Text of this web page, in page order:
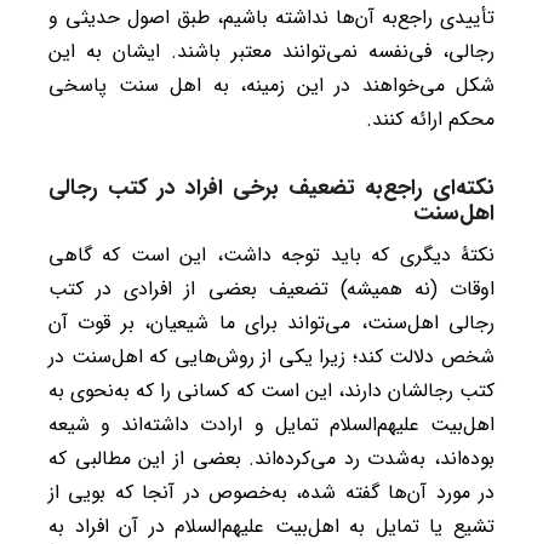
تأییدی راجع‌به آن‌ها نداشته باشیم، طبق اصول حدیثی و
رجالی، فی‌نفسه نمی‌توانند معتبر باشند. ایشان به این
شکل می‌خواهند در این زمینه، به اهل سنت پاسخی
محکم ارائه کنند.
نکته‌ای راجع‌به تضعیف برخی افراد در کتب رجالی
اهل‌سنت
نکتۀ دیگری که باید توجه داشت، این است که گاهی
اوقات (نه همیشه) تضعیف بعضی از افرادی در کتب
رجالی اهل‌سنت، می‌تواند برای ما شیعیان، بر قوت آن
شخص دلالت کند؛ زیرا یکی از روش‌هایی که اهل‌سنت در
کتب رجالشان دارند، این است که کسانی را که به‌نحوی به
اهل‌بیت علیهم‌السلام تمایل و ارادت داشته‌اند و شیعه
بوده‌اند، به‌شدت رد می‌کرده‌اند. بعضی از این مطالبی که
در مورد آن‌ها گفته شده، به‌خصوص در آنجا که بویی از
تشیع یا تمایل به اهل‌بیت علیهم‌السلام در آن افراد به